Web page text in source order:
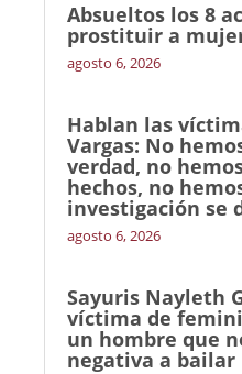
Absueltos los 8
prostituir a
agosto 6, 2026
Hablan las
Vargas: No
verdad, no
hechos, no
investigación se
agosto 6, 2026
Sayuris Nayleth
víctima de
un hombre que
negativa a bailar